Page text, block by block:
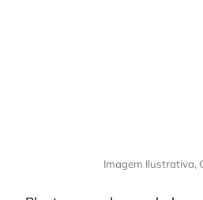
Imagem Ilustrativa,